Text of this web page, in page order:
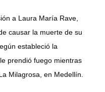
a Laura María Rave,
causar la muerte de su
estableció la
prendió fuego mientras
Milagrosa, en Medellín.